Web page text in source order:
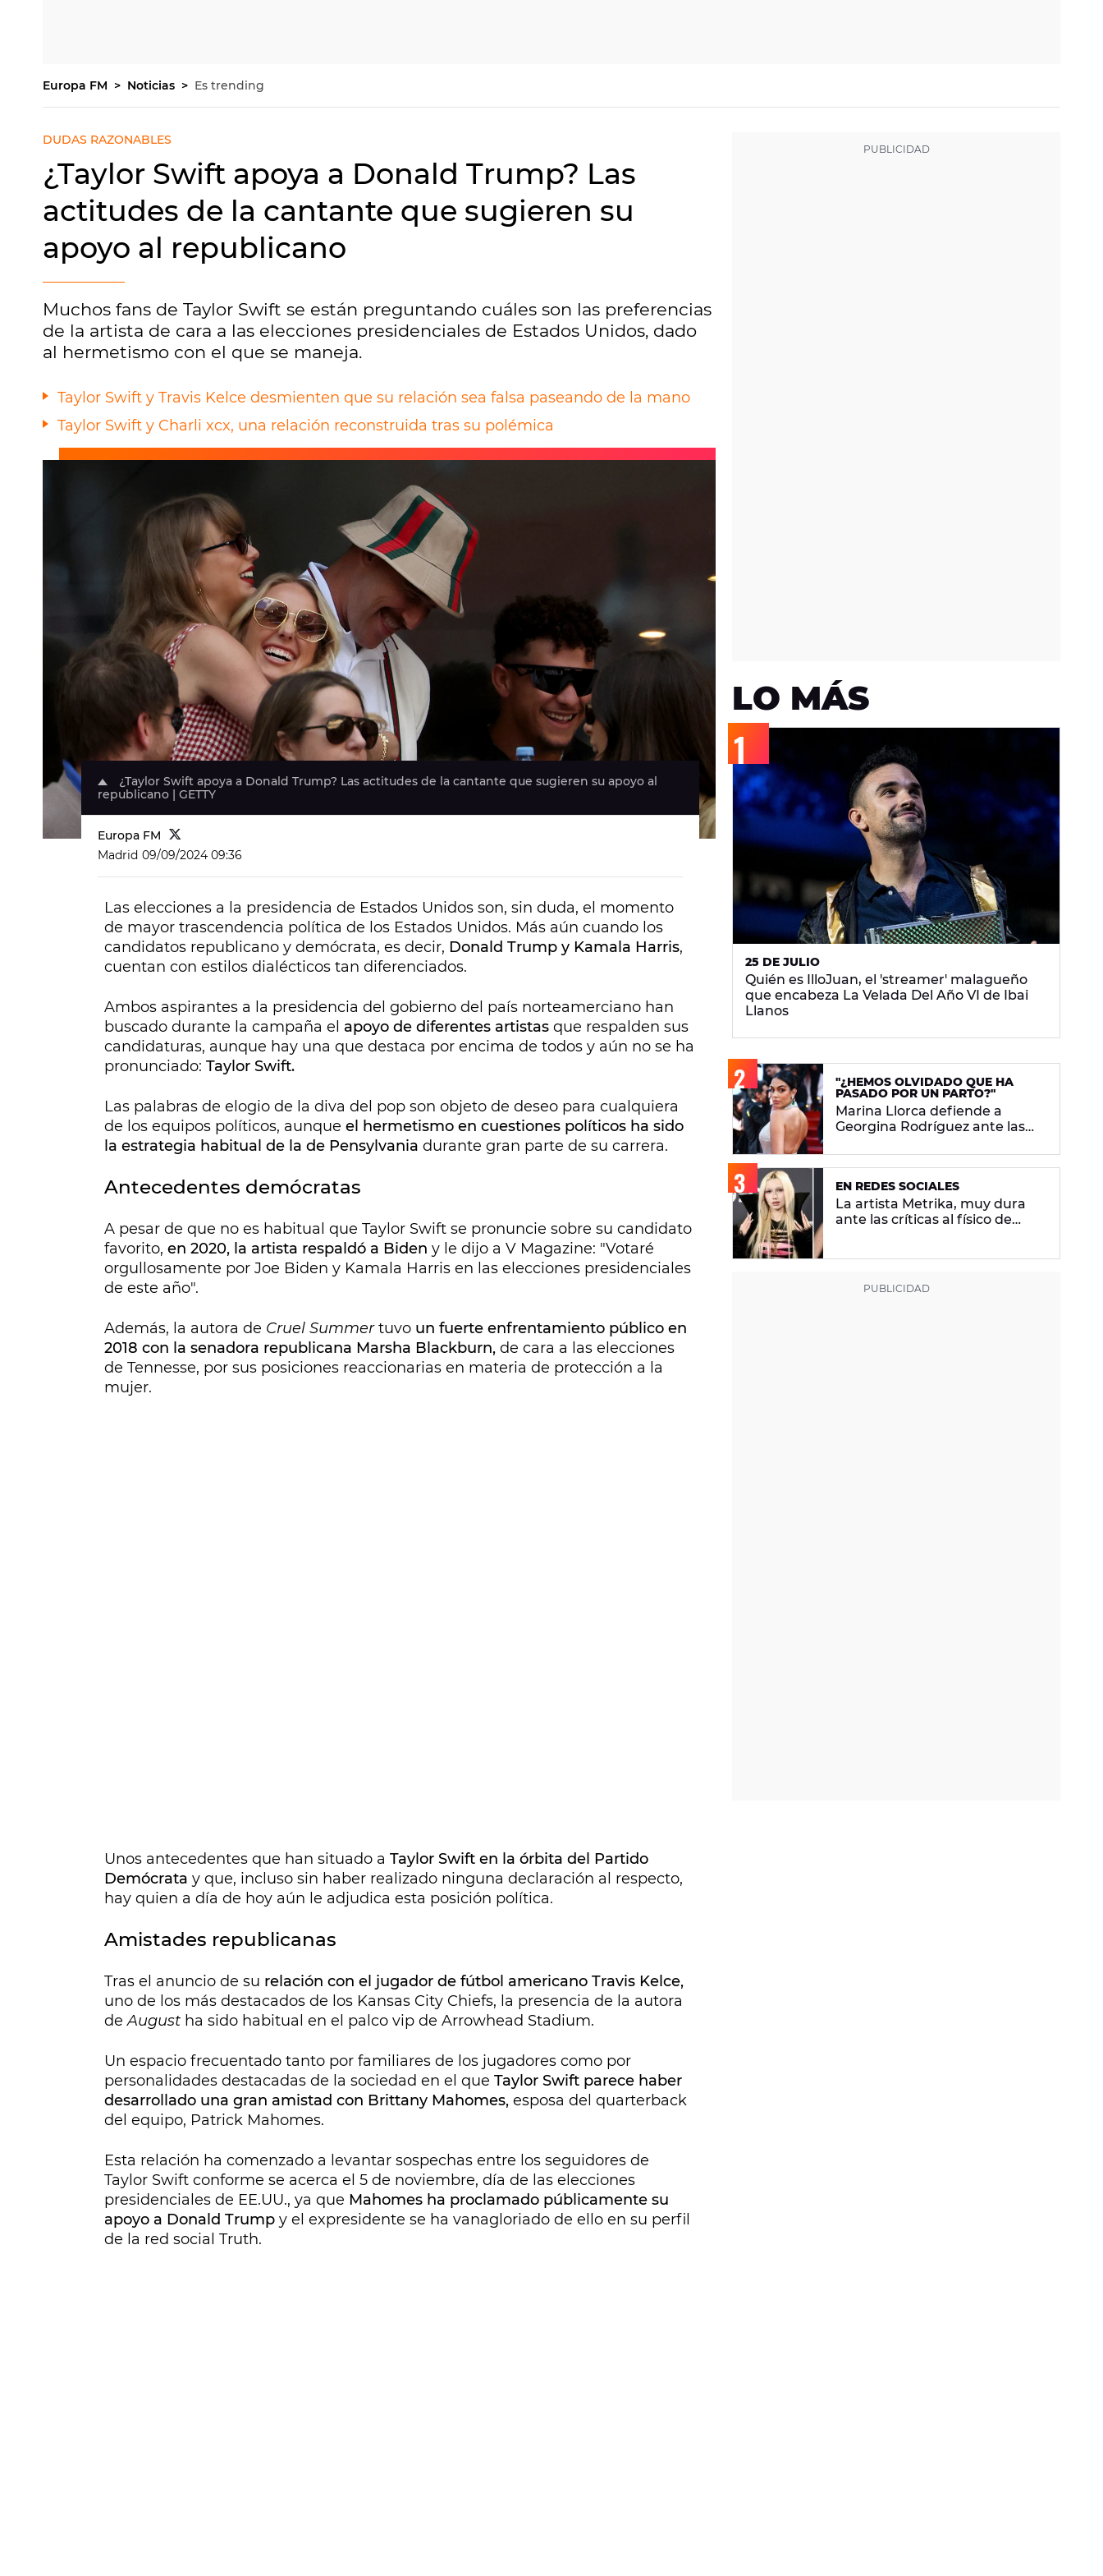
Europa FM Noticias Es trending
DUDAS RAZONABLES
¿Taylor Swift apoya a Donald Trump? Las
actitudes de la cantante que sugieren su
apoyo al republicano
Muchos fans de Taylor Swift se están preguntando cuáles son las preferencias
de la artista de cara a las elecciones presidenciales de Estados Unidos, dado
al hermetismo con el que se maneja.
Taylor Swift y Travis Kelce desmienten que su relación sea falsa paseando de la mano
Taylor Swift y Charli xcx, una relación reconstruida tras su polémica
¿Taylor Swift apoya a Donald Trump? Las actitudes de la cantante que sugieren su apoyo al
republicano | GETTY
Europa FM
Madrid 09/09/2024 09:36
Las elecciones a la presidencia de Estados Unidos son, sin duda, el momento
de mayor trascendencia política de los Estados Unidos. Más aún cuando los
candidatos republicano y demócrata, es decir, Donald Trump y Kamala Harris,
cuentan con estilos dialécticos tan diferenciados.
Ambos aspirantes a la presidencia del gobierno del país norteamerciano han
buscado durante la campaña el apoyo de diferentes artistas que respalden sus
candidaturas, aunque hay una que destaca por encima de todos y aún no se ha
pronunciado: Taylor Swift.
Las palabras de elogio de la diva del pop son objeto de deseo para cualquiera
de los equipos políticos, aunque el hermetismo en cuestiones políticos ha sido
la estrategia habitual de la de Pensylvania durante gran parte de su carrera.
Antecedentes demócratas
A pesar de que no es habitual que Taylor Swift se pronuncie sobre su candidato
favorito, en 2020, la artista respaldó a Biden y le dijo a V Magazine: "Votaré
orgullosamente por Joe Biden y Kamala Harris en las elecciones presidenciales
de este año".
Además, la autora de Cruel Summertuvo un fuerte enfrentamiento público en
2018 con la senadora republicana Marsha Blackburn, de cara a las elecciones
de Tennesse, por sus posiciones reaccionarias en materia de protección a la
mujer.
Unos antecedentes que han situado a Taylor Swift en la órbita del Partido
Demócrata y que, incluso sin haber realizado ninguna declaración al respecto,
hay quien a día de hoy aún le adjudica esta posición política.
Amistades republicanas
Tras el anuncio de su relación con el jugador de fútbol americano Travis Kelce,
uno de los más destacados de los Kansas City Chiefs, la presencia de la autora
deAugust ha sido habitual en el palco vip de Arrowhead Stadium.
Un espacio frecuentado tanto por familiares de los jugadores como por
personalidades destacadas de la sociedad en el que Taylor Swift parece haber
desarrollado una gran amistad con Brittany Mahomes, esposa del quarterback
del equipo, Patrick Mahomes.
Esta relación ha comenzado a levantar sospechas entre los seguidores de
Taylor Swift conforme se acerca el 5 de noviembre, día de las elecciones
presidenciales de EE.UU., ya que Mahomes ha proclamado públicamente su
apoyo a Donald Trump y el expresidente se ha vanagloriado de ello en su perfil
de la red social Truth.
LO MÁS
25 DE JULIO
Quién es IlloJuan, el 'streamer' malagueño
que encabeza La Velada Del Año VI de Ibai
Llanos
"¿HEMOS OLVIDADO QUE HA
PASADO POR UN PARTO?"
Marina Llorca defiende a
Georgina Rodríguez ante las
EN REDES SOCIALES
La artista Metrika, muy dura
ante las críticas al físico de